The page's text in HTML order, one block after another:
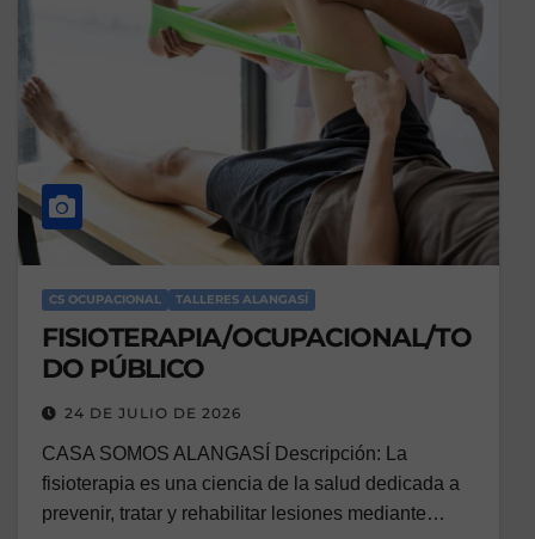
CS OCUPACIONAL TALLERES ALANGASÍ
FISIOTERAPIA/OCUPACIONAL/TO
DO PÚBLICO
24 DE JULIO DE 2026
CASA SOMOS ALANGASÍ Descripción: La
fisioterapia es una ciencia de la salud dedicada a
prevenir, tratar y rehabilitar lesiones mediante…